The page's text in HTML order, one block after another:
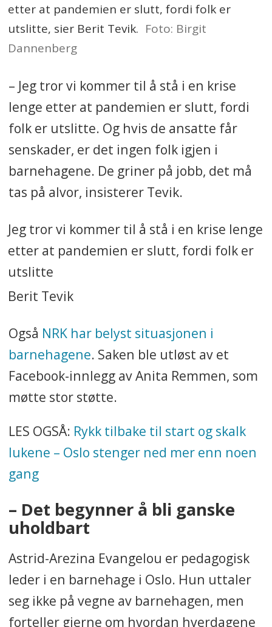
etter at pandemien er slutt, fordi folk er
utslitte, sier Berit Tevik. Foto: Birgit
Dannenberg
– Jeg tror vi kommer til å stå i en krise
lenge etter at pandemien er slutt, fordi
folk er utslitte. Og hvis de ansatte får
senskader, er det ingen folk igjen i
barnehagene. De griner på jobb, det må
tas på alvor, insisterer Tevik.
Jeg tror vi kommer til å stå i en krise lenge
etter at pandemien er slutt, fordi folk er
utslitte
Berit Tevik
Også NRK har belyst situasjonen i
barnehagene. Saken ble utløst av et
Facebook-innlegg av Anita Remmen, som
møtte stor støtte.
LES OGSÅ: Rykk tilbake til start og skalk
lukene – Oslo stenger ned mer enn noen
gang
– Det begynner å bli ganske
uholdbart
Astrid-Arezina Evangelou er pedagogisk
leder i en barnehage i Oslo. Hun uttaler
seg ikke på vegne av barnehagen, men
forteller gjerne om hvordan hverdagene